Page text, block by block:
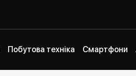
Побутова техніка Смартфони